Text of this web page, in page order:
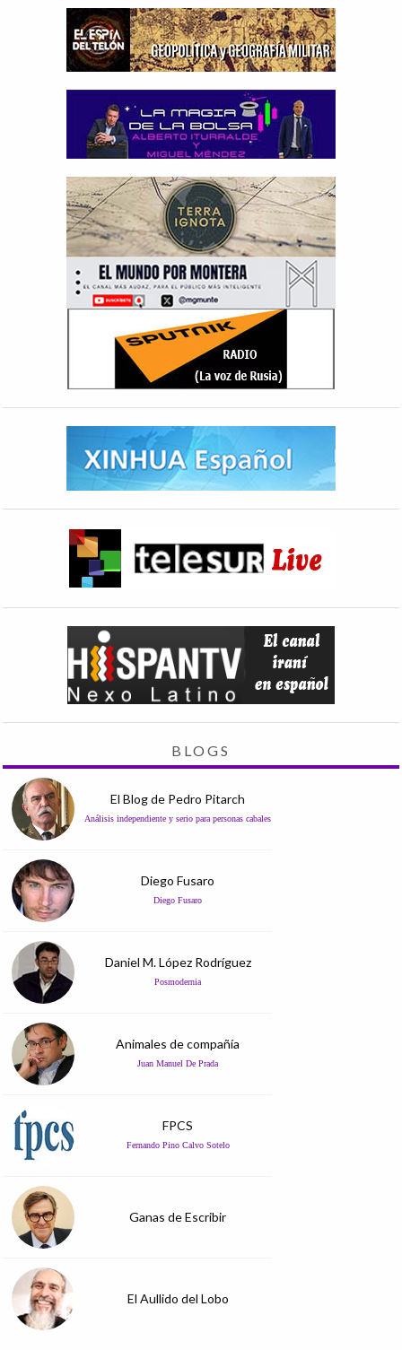
BLOGS
El Blog de Pedro Pitarch
Análisis independiente y serio para personas cabales
Diego Fusaro
Diego Fusaro
Daniel M. López Rodríguez
Posmodernia
Animales de compañía
Juan Manuel De Prada
FPCS
Fernando Pino Calvo Sotelo
Ganas de Escribir
El Aullido del Lobo